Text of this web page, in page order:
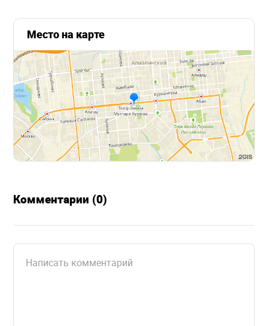
Место на карте
Комментарии (0)